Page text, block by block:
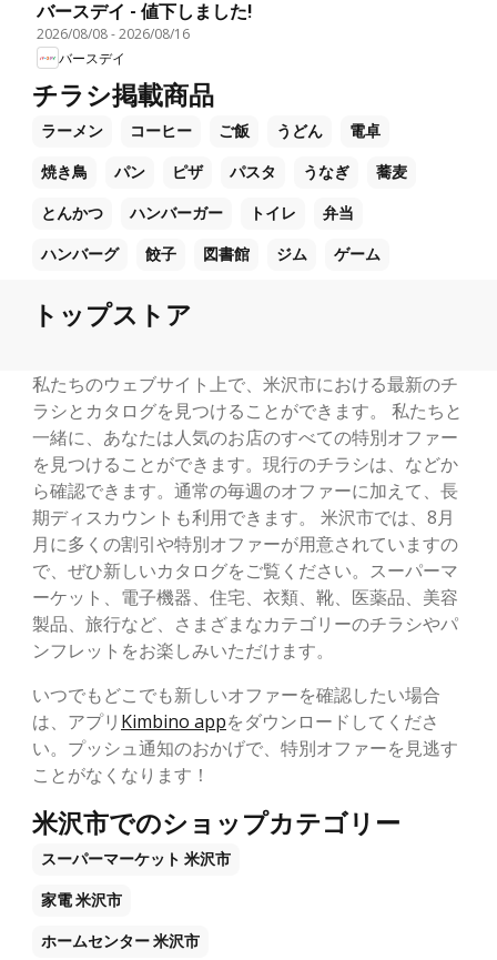
バースデイ - 値下しました!
2026/08/08-2026/08/16
バースデイ
チラシ掲載商品
ラーメン コーヒー ご飯 うどん 電卓
焼き鳥 パン ピザ パスタ うなぎ 蕎麦
とんかつ ハンバーガー トイレ 弁当
ハンバーグ 餃子 図書館 ジム ゲーム
トップストア
私たちのウェブサイト上で、米沢市における最新のチ
ラシとカタログを見つけることができます。 私たちと
一緒に、あなたは人気のお店のすべての特別オファー
を見つけることができます。現行のチラシは、などか
ら確認できます。通常の毎週のオファーに加えて、長
期ディスカウントも利用できます。 米沢市では、8月
月に多くの割引や特別オファーが用意されていますの
で、ぜひ新しいカタログをご覧ください。スーパーマ
ーケット、電子機器、住宅、衣類、靴、医薬品、美容
製品、旅行など、さまざまなカテゴリーのチラシやパ
ンフレットをお楽しみいただけます。
いつでもどこでも新しいオファーを確認したい場合
は、アプリ Kimbino appをダウンロードしてくださ
い。プッシュ通知のおかげで、特別オファーを見逃す
ことがなくなります！
米沢市でのショップカテゴリー
スーパーマーケット 米沢市
家電米沢市
ホームセンター米沢市